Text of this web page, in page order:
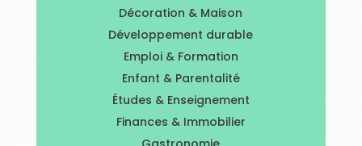
Décoration & Maison
Développement durable
Emploi & Formation
Enfant & Parentalité
Études & Enseignement
Finances & Immobilier